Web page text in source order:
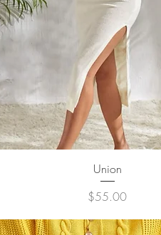
クイックビュー
Union
価格
$55.00